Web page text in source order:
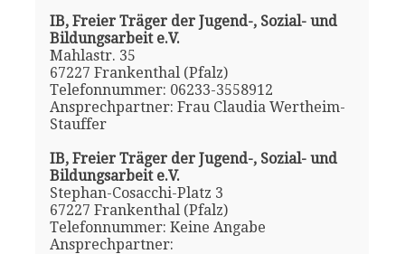
IB, Freier Träger der Jugend-, Sozial- und
Bildungsarbeit e.V.
Mahlastr. 35
67227 Frankenthal (Pfalz)
Telefonnummer: 06233-3558912
Ansprechpartner: Frau Claudia Wertheim-
Stauffer
IB, Freier Träger der Jugend-, Sozial- und
Bildungsarbeit e.V.
Stephan-Cosacchi-Platz 3
67227 Frankenthal (Pfalz)
Telefonnummer: Keine Angabe
Ansprechpartner: